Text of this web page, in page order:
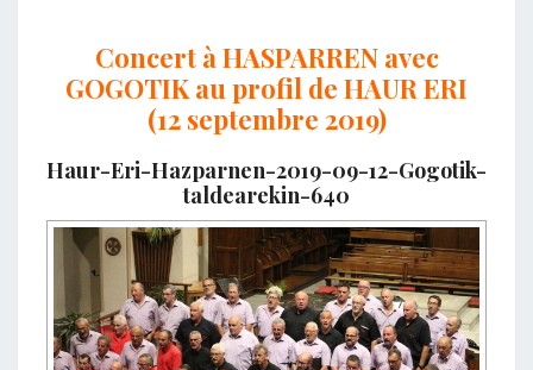
Concert à HASPARREN avec
GOGOTIK au profil de HAUR ERI
(12 septembre 2019)
Haur-Eri-Hazparnen-2019-09-12-Gogotik-
taldearekin-640